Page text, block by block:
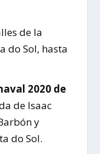
de la
do Sol, hasta
2020 de
de Isaac
y
do Sol.